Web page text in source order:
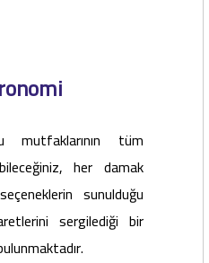
mutfaklarının tüm
her damak
sunulduğu
sergilediği bir